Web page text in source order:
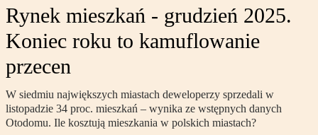
Rynek mieszkań - grudzień 2025.
Koniec roku to kamuflowanie
przecen
W siedmiu największych miastach deweloperzy sprzedali w
listopadzie 34 proc. mieszkań – wynika ze wstępnych danych
Otodomu. Ile kosztują mieszkania w polskich miastach?